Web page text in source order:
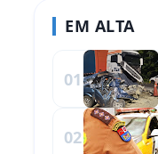
EM ALTA
01
02